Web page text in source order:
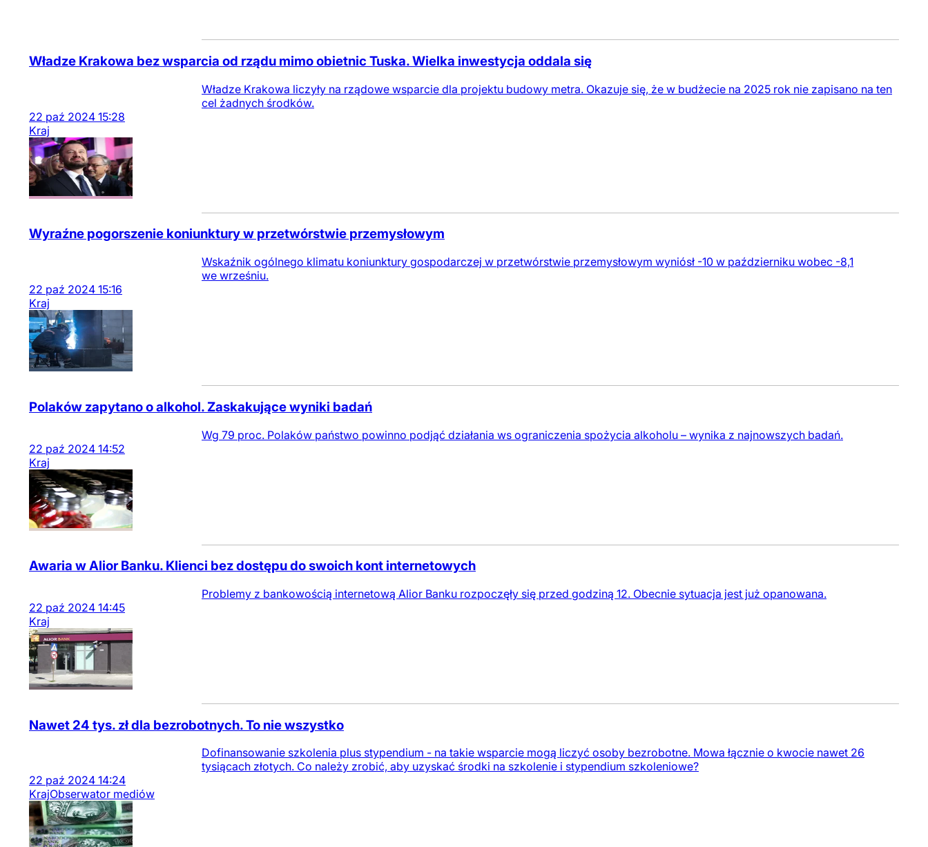
Władze Krakowa bez wsparcia od rządu mimo obietnic Tuska. Wielka inwestycja oddala się
Władze Krakowa liczyły na rządowe wsparcie dla projektu budowy metra. Okazuje się, że w budżecie na 2025 rok nie zapisano na ten
cel żadnych środków.
22 paź 2024 15:28
Kraj
Wyraźne pogorszenie koniunktury w przetwórstwie przemysłowym
Wskaźnik ogólnego klimatu koniunktury gospodarczej w przetwórstwie przemysłowym wyniósł -10 w październiku wobec -8,1
we wrześniu.
22 paź 2024 15:16
Kraj
Polaków zapytano o alkohol. Zaskakujące wyniki badań
Wg 79 proc. Polaków państwo powinno podjąć działania ws ograniczenia spożycia alkoholu – wynika z najnowszych badań.
22 paź 2024 14:52
Kraj
Awaria w Alior Banku. Klienci bez dostępu do swoich kont internetowych
Problemy z bankowością internetową Alior Banku rozpoczęły się przed godziną 12. Obecnie sytuacja jest już opanowana.
22 paź 2024 14:45
Kraj
Nawet 24 tys. zł dla bezrobotnych. To nie wszystko
Dofinansowanie szkolenia plus stypendium - na takie wsparcie mogą liczyć osoby bezrobotne. Mowa łącznie o kwocie nawet 26
tysiącach złotych. Co należy zrobić, aby uzyskać środki na szkolenie i stypendium szkoleniowe?
22 paź 2024 14:24
KrajObserwator mediów